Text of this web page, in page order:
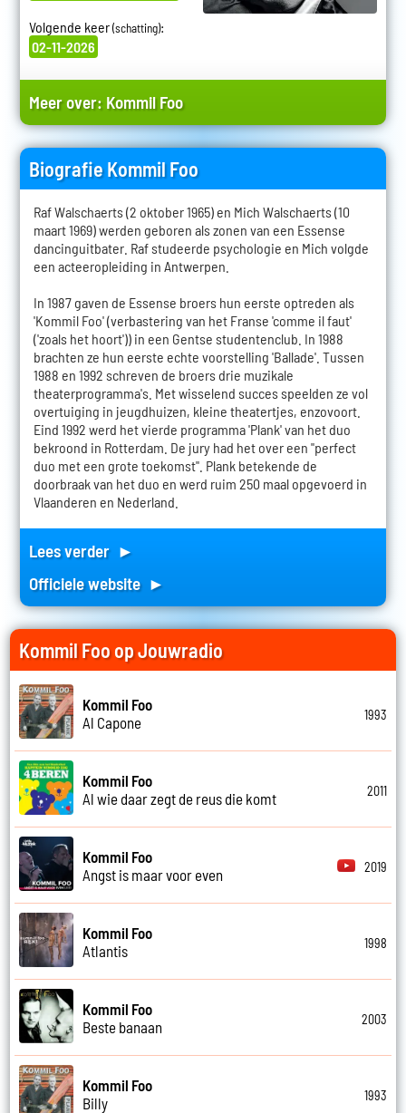
Volgende keer(schatting):
02-11-2026
Meer over: Kommil Foo
Biografie Kommil Foo
Raf Walschaerts (2 oktober 1965) en Mich Walschaerts (10
maart 1969) werden geboren als zonen van een Essense
dancinguitbater. Raf studeerde psychologie en Mich volgde
een acteeropleiding in Antwerpen.
In 1987 gaven de Essense broers hun eerste optreden als
'Kommil Foo' (verbastering van het Franse 'comme il faut'
('zoals het hoort')) in een Gentse studentenclub. In 1988
brachten ze hun eerste echte voorstelling 'Ballade'. Tussen
1988 en 1992 schreven de broers drie muzikale
theaterprogramma's. Met wisselend succes speelden ze vol
overtuiging in jeugdhuizen, kleine theatertjes, enzovoort.
Eind 1992 werd het vierde programma 'Plank' van het duo
bekroond in Rotterdam. De jury had het over een "perfect
duo met een grote toekomst". Plank betekende de
doorbraak van het duo en werd ruim 250 maal opgevoerd in
Vlaanderen en Nederland.
Lees verder ►
Officiele website ►
Kommil Foo op Jouwradio
Kommil Foo
Al Capone
1993
Kommil Foo
Al wie daar zegt de reus die komt
2011
Kommil Foo
Angst is maar voor even
2019
Kommil Foo
Atlantis
1998
Kommil Foo
Beste banaan
2003
Kommil Foo
Billy
1993